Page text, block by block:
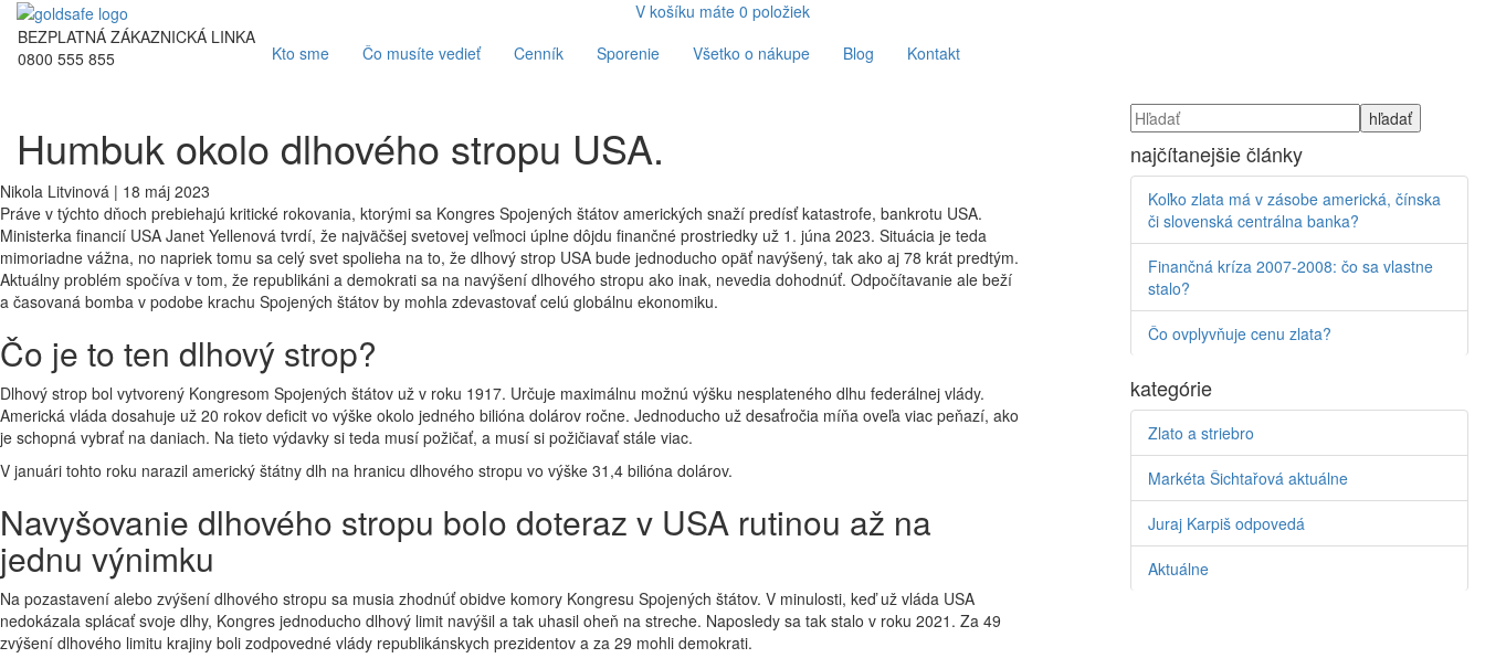
V košíku máte 0 položiek
BEZPLATNÁ ZÁKAZNICKÁ LINKA
0800 555 855
Kto sme Čo musíte vedieť Cenník Sporenie Všetko o nákupe Blog Kontakt
Humbuk okolo dlhového stropu USA.
Nikola Litvinová | 18 máj 2023
Práve v týchto dňoch prebiehajú kritické rokovania, ktorými sa Kongres Spojených štátov amerických snaží predísť katastrofe, bankrotu USA.
Ministerka financií USA Janet Yellenová tvrdí, že najväčšej svetovej veľmoci úplne dôjdu finančné prostriedky už 1. júna 2023. Situácia je teda
mimoriadne vážna, no napriek tomu sa celý svet spolieha na to, že dlhový strop USA bude jednoducho opäť navýšený, tak ako aj 78 krát predtým.
Aktuálny problém spočíva v tom, že republikáni a demokrati sa na navýšení dlhového stropu ako inak, nevedia dohodnúť. Odpočítavanie ale beží
a časovaná bomba v podobe krachu Spojených štátov by mohla zdevastovať celú globálnu ekonomiku.
Čo je to ten dlhový strop?
Dlhový strop bol vytvorený Kongresom Spojených štátov už v roku 1917. Určuje maximálnu možnú výšku nesplateného dlhu federálnej vlády.
Americká vláda dosahuje už 20 rokov deficit vo výške okolo jedného bilióna dolárov ročne. Jednoducho už desaťročia míňa oveľa viac peňazí, ako
je schopná vybrať na daniach. Na tieto výdavky si teda musí požičať, a musí si požičiavať stále viac.
V januári tohto roku narazil americký štátny dlh na hranicu dlhového stropu vo výške 31,4 bilióna dolárov.
Navyšovanie dlhového stropu bolo doteraz v USA rutinou až na
jednu výnimku
Na pozastavení alebo zvýšení dlhového stropu sa musia zhodnúť obidve komory Kongresu Spojených štátov. V minulosti, keď už vláda USA
nedokázala splácať svoje dlhy, Kongres jednoducho dlhový limit navýšil a tak uhasil oheň na streche. Naposledy sa tak stalo v roku 2021. Za 49
zvýšení dlhového limitu krajiny boli zodpovedné vlády republikánskych prezidentov a za 29 mohli demokrati.
najčítanejšie články
Koľko zlata má v zásobe americká, čínska
či slovenská centrálna banka?
Finančná kríza 2007-2008: čo sa vlastne
stalo?
Čo ovplyvňuje cenu zlata?
kategórie
Zlato a striebro
Markéta Šichtařová aktuálne
Juraj Karpiš odpovedá
Aktuálne